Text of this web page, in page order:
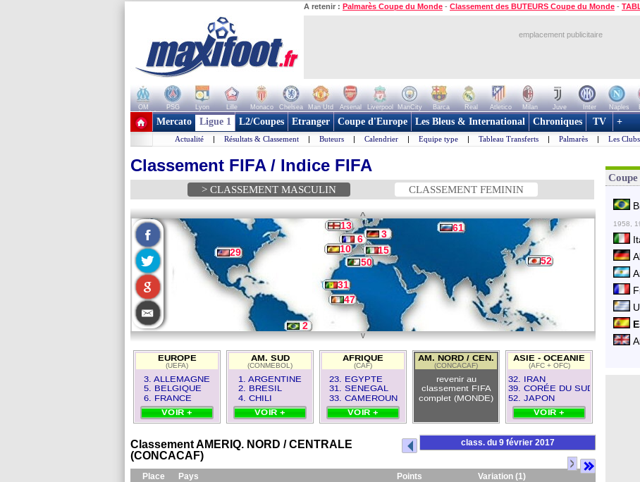
A retenir : Palmarès Coupe du Monde - Classement des BUTEURS Coupe du Monde -
emplacement publicitaire
OM PSG Lyon Lille Monaco Chelsea Man Utd Arsenal Liverpool ManCity Barca Real Atletico Milan Juve Inter Naples
+ de clubs
Mercato Ligue 1 L2/Coupes Etranger Coupe d'Europe Les Bleus & International Chroniques TV +
Actualité | Résultats & Classement | Buteurs | Calendrier | Equipe type | Tableau Transferts | Palmarès | Les Clubs
Classement FIFA / Indice FIFA
> CLASSEMENT MASCULIN CLASSEMENT FEMININ
^
v
29
13
6
3
10
15
61
9
2
47
31
50 52
EUROPE
(UEFA)
3. ALLEMAGNE
5. BELGIQUE
6. FRANCE
VOIR +
AM. SUD
(CONMEBOL)
1. ARGENTINE
2. BRESIL
4. CHILI
VOIR +
AFRIQUE
(CAF)
23. EGYPTE
31. SENEGAL
33. CAMEROUN
VOIR +
AM. NORD / CEN.
(CONCACAF)
revenir au
classement FIFA
complet (MONDE)
ASIE - OCEANIE
(AFC + OFC)
32. IRAN
39. CORÉE DU SUD
52. JAPON
VOIR +
Classement AMERIQ. NORD / CENTRALE
(CONCACAF)
class. du 9 février 2017
>
Place Pays Points Variation (1)
1958,